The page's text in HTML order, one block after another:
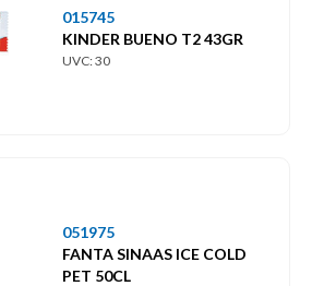
015745
KINDER BUENO T2 43GR
UVC: 30
051975
FANTA SINAAS ICE COLD
PET 50CL